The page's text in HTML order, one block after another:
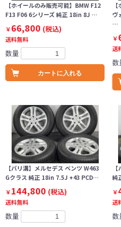
【ホイールのみ販売可能】BMW F12
F13 F06 6シリーズ 純正 18in 8J …
￥66,800 (税込)
送料無料
数量
カートに入れる
ヴ
…
￥
送
数
【バリ溝】メルセデス ベンツ W463
Gクラス 純正 18in 7.5J +43 PCD…
￥144,800 (税込)
送料無料
数量
純
￥
送
数